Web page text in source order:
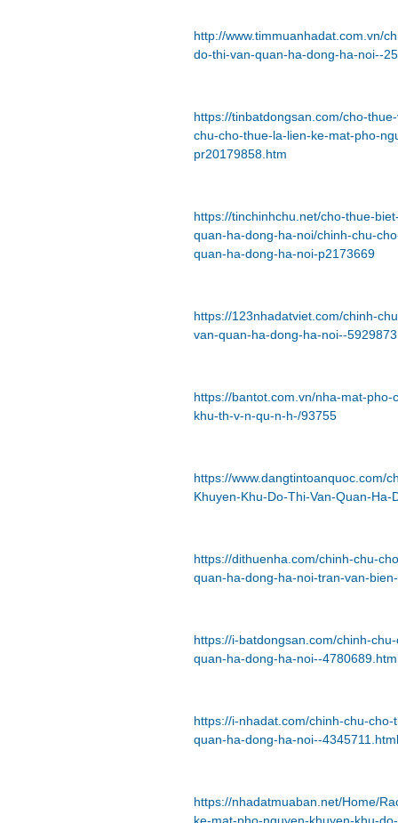
http://www.timmuanhadat.com.vn/
do-thi-van-quan-ha-dong-ha-noi--
https://tinbatdongsan.com/cho-
chu-cho-thue-la-lien-ke-mat-pho-
pr20179858.htm
https://tinchinhchu.net/cho-thue-
quan-ha-dong-ha-noi/chinh-chu-
quan-ha-dong-ha-noi-p2173669
https://123nhadatviet.com/chinh-
van-quan-ha-dong-ha-noi--
https://bantot.com.vn/nha-mat-
khu-th-v-n-qu-n-h-/93755
https://www.dangtintoanquoc.com/
Khuyen-Khu-Do-Thi-Van-Quan-
https://dithuenha.com/chinh-chu-
quan-ha-dong-ha-noi-tran-van-
https://i-batdongsan.com/chinh-
quan-ha-dong-ha-noi--
https://i-nhadat.com/chinh-chu-
quan-ha-dong-ha-noi--4345711.html
https://nhadatmuaban.net/Home/